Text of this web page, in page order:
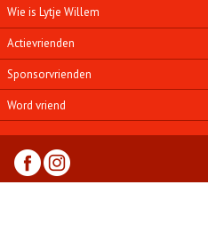
Wie is Lytje Willem
Actievrienden
Sponsorvrienden
Word vriend